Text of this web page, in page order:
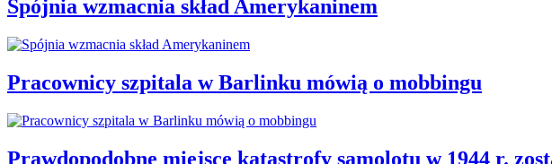
Spójnia wzmacnia skład Amerykaninem
Pracownicy szpitala w Barlinku mówią o mobbingu
Prawdopodobne miejsce katastrofy samolotu w 1944 r.